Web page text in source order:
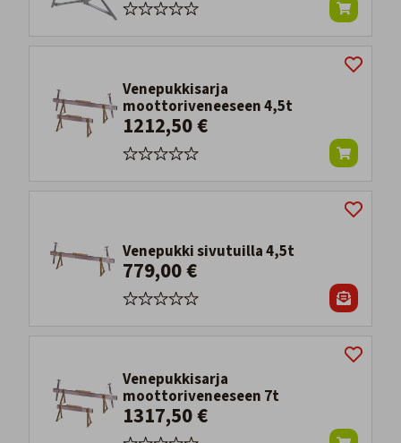
Venepukkisarja
moottoriveneeseen 4,5t
1212,50 €
Venepukki sivutuilla 4,5t
779,00 €
Venepukkisarja
moottoriveneeseen 7t
1317,50 €